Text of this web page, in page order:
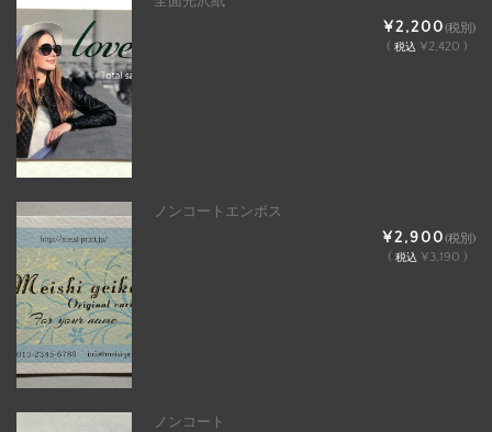
¥2,200(税別)
( 税込 ¥2,420 )
ノンコートエンボス
¥2,900(税別)
( 税込 ¥3,190 )
ノンコート